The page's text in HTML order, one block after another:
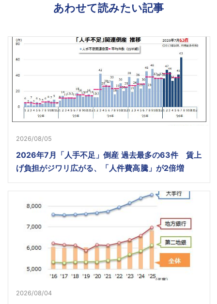
あわせて読みたい記事
2026/08/05
2026年7月「人手不足」倒産 過去最多の63件 賃上
げ負担がジワリ広がる、「人件費高騰」が2倍増
2026/08/04